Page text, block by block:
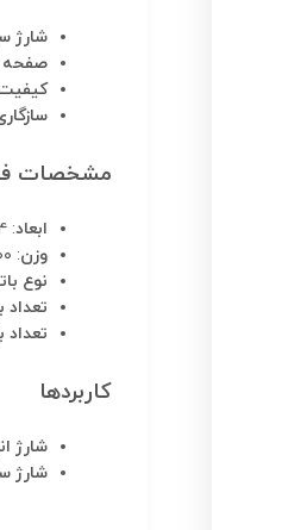
شارژ
صفحه
مشخصات
ابعاد: ۱۸x۸x۴ سانتی‌متر
وزن: ۲۰۰ گرم
نوع
تعداد
تعداد
کاربردها
شارژ
شارژ